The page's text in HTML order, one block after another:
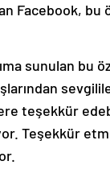
Facebook, bu
sunulan bu
teşekkür
Teşekkür